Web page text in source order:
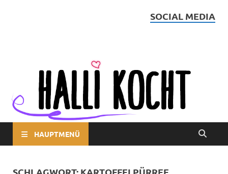
SOCIAL MEDIA
HAUPTMENÜ